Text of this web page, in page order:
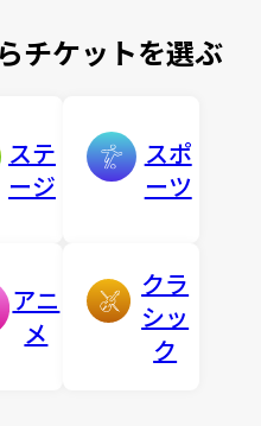
チケットを選ぶ
ステ
ージ
スポ
ーツ
アニ
メ
クラ
シッ
ク